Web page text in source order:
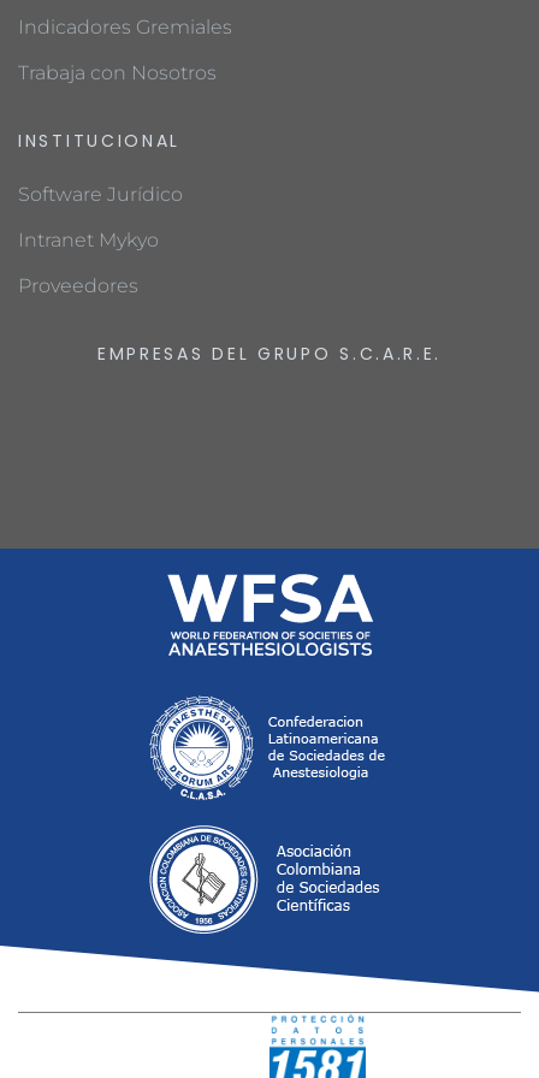
Indicadores Gremiales
Trabaja con Nosotros
INSTITUCIONAL
Software Jurídico
Intranet Mykyo
Proveedores
EMPRESAS DEL GRUPO S.C.A.R.E.